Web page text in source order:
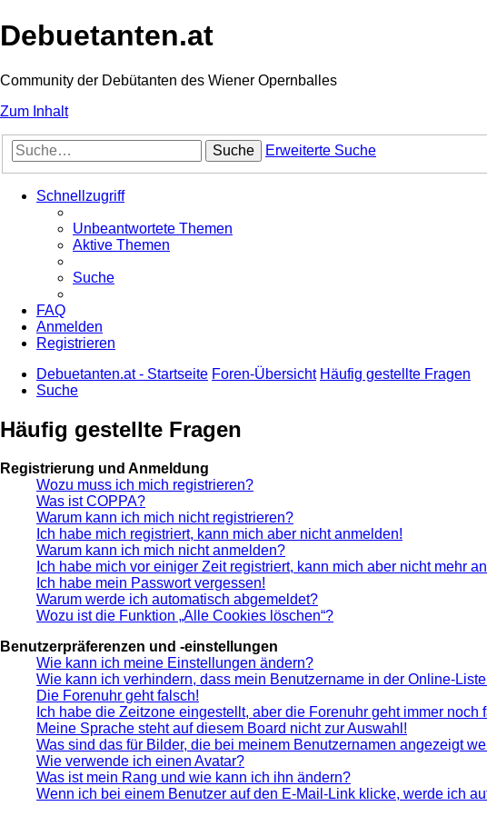
Debuetanten.at
Community der Debütanten des Wiener Opernballes
Zum Inhalt
Suche Erweiterte Suche
Schnellzugriff
Unbeantwortete Themen
Aktive Themen
Suche
FAQ
Anmelden
Registrieren
Debuetanten.at - Startseite Foren-Übersicht Häufig gestellte Fragen
Suche
Häufig gestellte Fragen
Registrierung und Anmeldung
Wozu muss ich mich registrieren?
Was ist COPPA?
Warum kann ich mich nicht registrieren?
Ich habe mich registriert, kann mich aber nicht anmelden!
Warum kann ich mich nicht anmelden?
Ich habe mich vor einiger Zeit registriert, kann mich aber nicht mehr
Ich habe mein Passwort vergessen!
Warum werde ich automatisch abgemeldet?
Wozu ist die Funktion „Alle Cookies löschen“?
Benutzerpräferenzen und -einstellungen
Wie kann ich meine Einstellungen ändern?
Wie kann ich verhindern, dass mein Benutzername in der Online-
Die Forenuhr geht falsch!
Ich habe die Zeitzone eingestellt, aber die Forenuhr geht immer noch
Meine Sprache steht auf diesem Board nicht zur Auswahl!
Was sind das für Bilder, die bei meinem Benutzernamen angezeigt
Wie verwende ich einen Avatar?
Was ist mein Rang und wie kann ich ihn ändern?
Wenn ich bei einem Benutzer auf den E-Mail-Link klicke, werde ich